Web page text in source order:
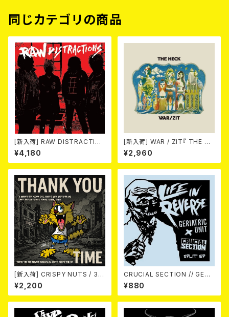
同じカテゴリの商品
[新入荷] RAW DISTRACTIO
NS / 奇しく燃える (LP)
¥4,180
[新入荷] WAR / ZIT『 THE HE
CK( 12") 』
¥2,960
[新入荷] CRISPY NUTS / 30t
h Anniversary Vol.1 (7"EP)
¥2,200
CRUCIAL SECTION // GERI
ATRIC UNIT / Life In Rever
¥880